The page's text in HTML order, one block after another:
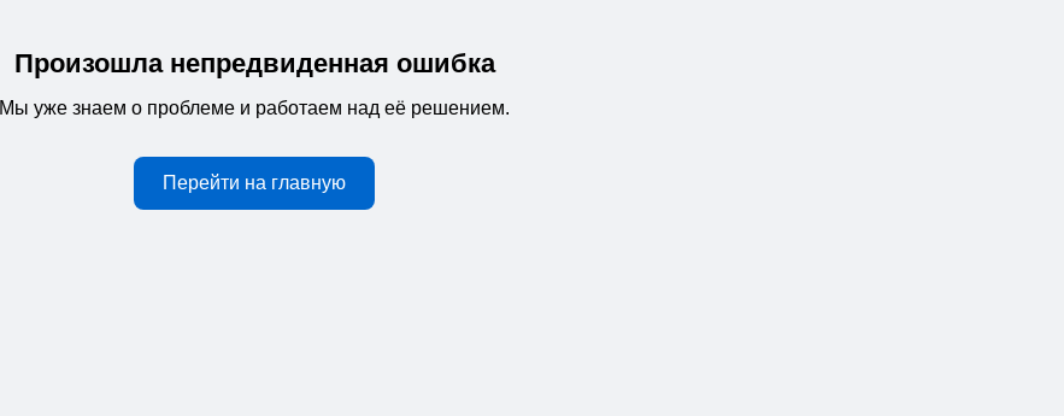
Произошла непредвиденная ошибка
Мы уже знаем о проблеме и работаем над её решением.
Перейти на главную